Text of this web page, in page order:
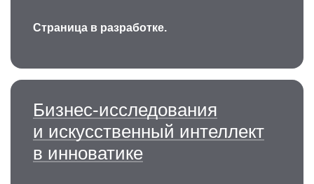
Страница в разработке.
Бизнес-исследования
и искусственный интеллект
в инноватике